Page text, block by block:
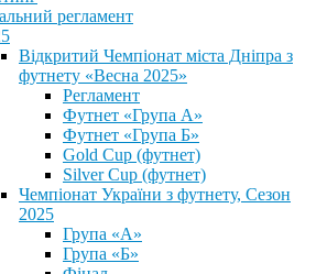
регламент
Відкритий Чемпіонат міста Дніпра з
футнету «Весна 2025»
Регламент
Футнет «Група А»
Футнет «Група Б»
Gold Cup (футнет)
Silver Cup (футнет)
Чемпіонат України з футнету, Сезон
2025
Група «А»
Група «Б»